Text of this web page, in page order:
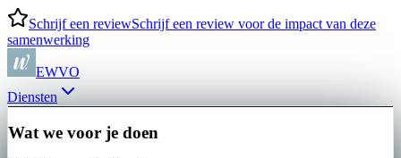
Schrijf een reviewSchrijf een review voor de impact van deze
samenwerking
EWVO
Diensten
Wat we voor je doen